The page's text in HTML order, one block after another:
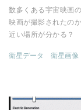
数多くある宇宙映画
映画が撮影されたの
近い場所が分かる？
衛星データ 衛星画像